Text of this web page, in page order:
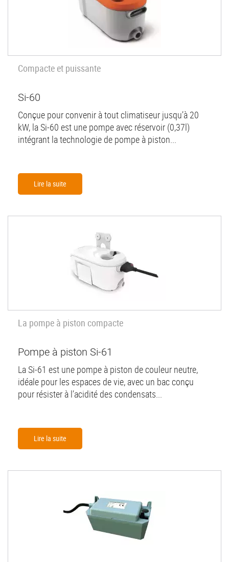
Compacte et puissante
Si-60
Conçue pour convenir à tout climatiseur jusqu’à 20
kW, la Si-60 est une pompe avec réservoir (0,37l)
intégrant la technologie de pompe à piston...
Lire la suite
La pompe à piston compacte
Pompe à piston Si-61
La Si-61 est une pompe à piston de couleur neutre,
idéale pour les espaces de vie, avec un bac conçu
pour résister à l’acidité des condensats...
Lire la suite